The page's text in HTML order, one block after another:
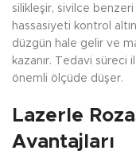
silikleşir, sivilce
hassasiyeti kontrol
düzgün hale gelir ve
kazanır. Tedavi süreci
önemli ölçüde düşer.
Lazerle
Avantajları